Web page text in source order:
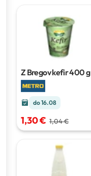
Z Bregov kefir400 g
do 16.08
1,30 € 1,04 €